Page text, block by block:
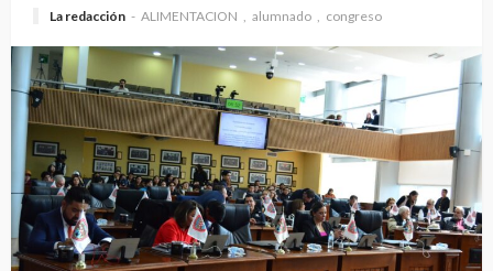
La redacción ALIMENTACION alumnado congreso